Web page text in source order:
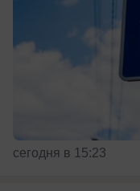
сегодня в 15:23